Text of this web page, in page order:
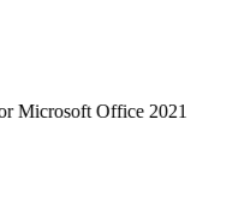
Microsoft Office 2021